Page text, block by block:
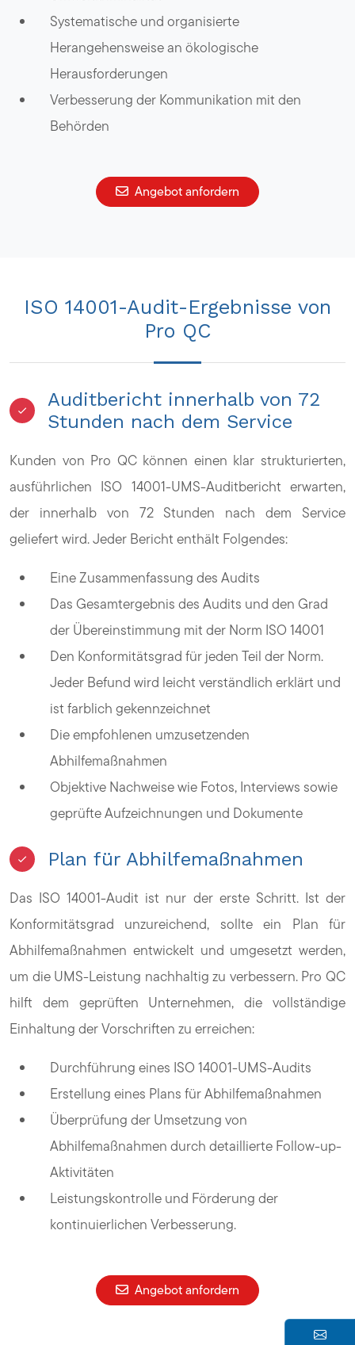
Systematische und organisierte
Herangehensweise an ökologische
Herausforderungen
Verbesserung der Kommunikation mit den
Behörden
Angebot anfordern
ISO 14001-Audit-Ergebnisse von
Pro QC
Auditbericht innerhalb von 72
Stunden nach dem Service
Kunden von Pro QC können einen klar strukturierten,
ausführlichen ISO 14001-UMS-Auditbericht erwarten,
der innerhalb von 72 Stunden nach dem Service
geliefert wird. Jeder Bericht enthält Folgendes:
Eine Zusammenfassung des Audits
Das Gesamtergebnis des Audits und den Grad
der Übereinstimmung mit der Norm ISO 14001
Den Konformitätsgrad für jeden Teil der Norm.
Jeder Befund wird leicht verständlich erklärt und
ist farblich gekennzeichnet
Die empfohlenen umzusetzenden
Abhilfemaßnahmen
Objektive Nachweise wie Fotos, Interviews sowie
geprüfte Aufzeichnungen und Dokumente
Plan für Abhilfemaßnahmen
Das ISO 14001-Audit ist nur der erste Schritt. Ist der
Konformitätsgrad unzureichend, sollte ein Plan für
Abhilfemaßnahmen entwickelt und umgesetzt werden,
um die UMS-Leistung nachhaltig zu verbessern. Pro QC
hilft dem geprüften Unternehmen, die vollständige
Einhaltung der Vorschriften zu erreichen:
Durchführung eines ISO 14001-UMS-Audits
Erstellung eines Plans für Abhilfemaßnahmen
Überprüfung der Umsetzung von
Abhilfemaßnahmen durch detaillierte Follow-up-
Aktivitäten
Leistungskontrolle und Förderung der
kontinuierlichen Verbesserung.
Angebot anfordern